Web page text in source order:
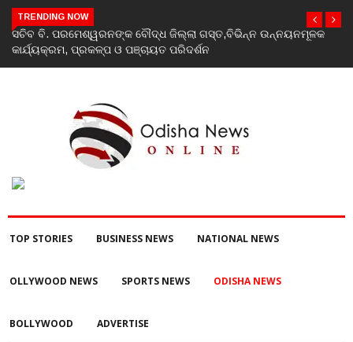
TRENDING NOW
India’s youth greatest strength, potential unmatched globally:
Rahul Gandhi at ‘Chhatron Ki Goonj’ event
TOP STORIES BUSINESS NEWS NATIONAL NEWS
OLLYWOOD NEWS SPORTS NEWS ODISHA NEWS
BOLLYWOOD ADVERTISE